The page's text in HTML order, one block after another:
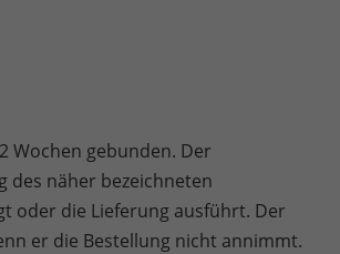
Wochen gebunden. Der
des näher bezeichneten
oder die Lieferung ausführt. Der
er die Bestellung nicht annimmt.